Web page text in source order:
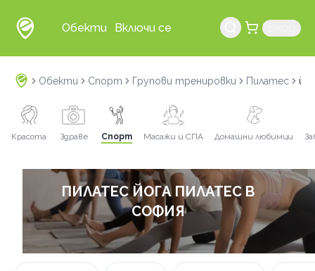
Обекти Включи се
Обекти Спорт Групови тренировки Пилатес
Красота Здраве Спорт Масажи и СПА Домашни любимци
ПИЛАТЕС ЙОГА ПИЛАТЕС В
СОФИЯ